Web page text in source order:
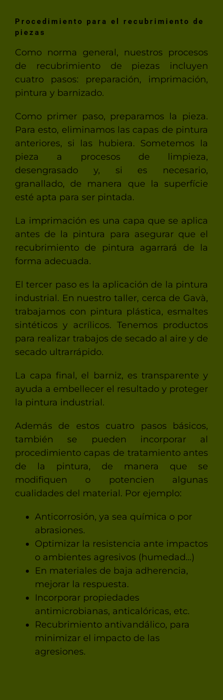
Procedimiento para el recubrimiento de
piezas
Como norma general, nuestros procesos
de recubrimiento de piezas incluyen
cuatro pasos: preparación, imprimación,
pintura y barnizado.
Como primer paso, preparamos la pieza.
Para esto, eliminamos las capas de pintura
anteriores, si las hubiera. Sometemos la
pieza a procesos de limpieza,
desengrasado y, si es necesario,
granallado, de manera que la superfície
esté apta para ser pintada.
La imprimación es una capa que se aplica
antes de la pintura para asegurar que el
recubrimiento de pintura agarrará de la
forma adecuada.
El tercer paso es la aplicación de la pintura
industrial. En nuestro taller, cerca de Gavà,
trabajamos con pintura plástica, esmaltes
sintéticos y acrílicos. Tenemos productos
para realizar trabajos de secado al aire y de
secado ultrarrápido.
La capa final, el barniz, es transparente y
ayuda a embellecer el resultado y proteger
la pintura industrial.
Además de estos cuatro pasos básicos,
también se pueden incorporar al
procedimiento capas de tratamiento antes
de la pintura, de manera que se
modifiquen o potencien algunas
cualidades del material. Por ejemplo:
Anticorrosión, ya sea química o por
abrasiones.
Optimizar la resistencia ante impactos
o ambientes agresivos (humedad…)
En materiales de baja adherencia,
mejorar la respuesta.
Incorporar propiedades
antimicrobianas, anticalóricas, etc.
Recubrimiento antivandálico, para
minimizar el impacto de las
agresiones.